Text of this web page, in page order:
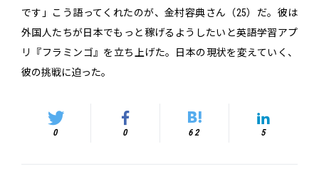
です」こう語ってくれたのが、金村容典さん（25）だ。彼は
外国人たちが日本でもっと稼げるようしたいと英語学習アプ
リ『フラミンゴ』を立ち上げた。日本の現状を変えていく、
彼の挑戦に迫った。
0 0 62 5